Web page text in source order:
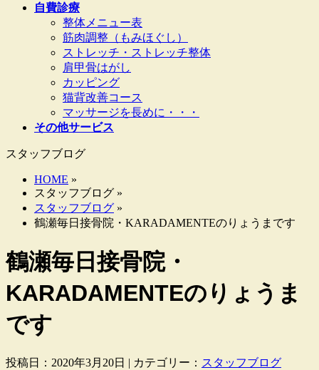
自費診療
整体メニュー表
筋肉調整（もみほぐし）
ストレッチ・ストレッチ整体
肩甲骨はがし
カッピング
猫背改善コース
マッサージを長めに・・・
その他サービス
スタッフブログ
HOME »
スタッフブログ »
スタッフブログ »
鶴瀬毎日接骨院・KARADAMENTEのりょうまです
鶴瀬毎日接骨院・
KARADAMENTEのりょうま
です
投稿日：2020年3月20日 | カテゴリー： スタッフブログ